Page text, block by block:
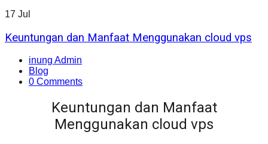
17 Jul
Keuntungan dan Manfaat Menggunakan cloud vps
inung Admin
Blog
0 Comments
Keuntungan dan Manfaat
Menggunakan cloud vps